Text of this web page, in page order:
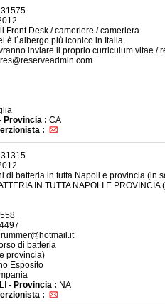
31575
Front Desk / cameriere / cameriera
è l´albergo più iconico in Italia.
inviare il proprio curriculum vitae /
Provincia : CA
:
31315
di batteria in tutta Napoli e provincia (in
IN TUTTA NAPOLI E
di batteria
provincia)
Esposito
- Provincia : NA
: